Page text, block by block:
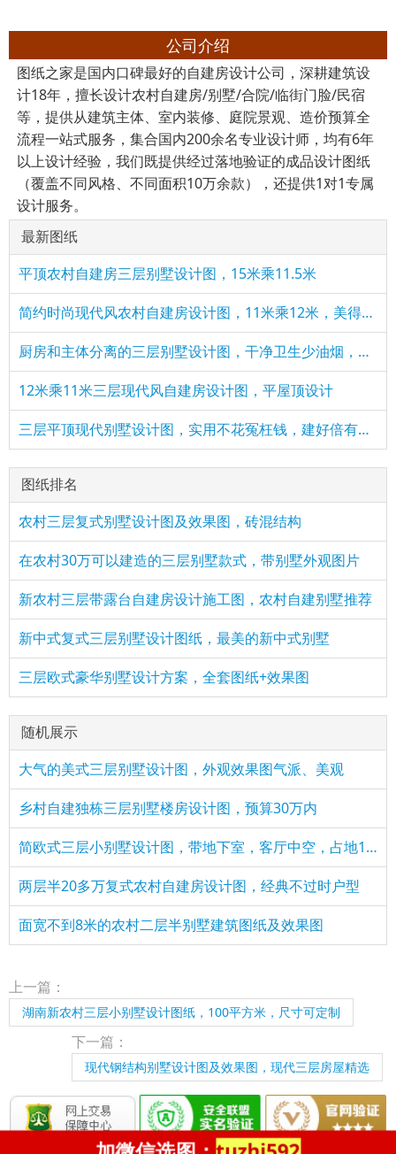
公司介绍
图纸之家是国内口碑最好的自建房设计公司，深耕建筑设
计18年，擅长设计农村自建房/别墅/合院/临街门脸/民宿
等，提供从建筑主体、室内装修、庭院景观、造价预算全
流程一站式服务，集合国内200余名专业设计师，均有6年
以上设计经验，我们既提供经过落地验证的成品设计图纸
（覆盖不同风格、不同面积10万余款），还提供1对1专属
设计服务。
最新图纸
平顶农村自建房三层别墅设计图，15米乘11.5米
简约时尚现代风农村自建房设计图，11米乘12米，美得不像话！
厨房和主体分离的三层别墅设计图，干净卫生少油烟，适合农村
12米乘11米三层现代风自建房设计图，平屋顶设计
三层平顶现代别墅设计图，实用不花冤枉钱，建好倍有面子
图纸排名
农村三层复式别墅设计图及效果图，砖混结构
在农村30万可以建造的三层别墅款式，带别墅外观图片
新农村三层带露台自建房设计施工图，农村自建别墅推荐
新中式复式三层别墅设计图纸，最美的新中式别墅
三层欧式豪华别墅设计方案，全套图纸+效果图
随机展示
大气的美式三层别墅设计图，外观效果图气派、美观
乡村自建独栋三层别墅楼房设计图，预算30万内
简欧式三层小别墅设计图，带地下室，客厅中空，占地150平米
两层半20多万复式农村自建房设计图，经典不过时户型
面宽不到8米的农村二层半别墅建筑图纸及效果图
上一篇：
湖南新农村三层小别墅设计图纸，100平方米，尺寸可定制
下一篇：
现代钢结构别墅设计图及效果图，现代三层房屋精选